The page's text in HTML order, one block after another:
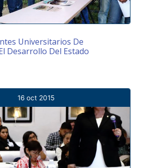
Universitarios De
Desarrollo Del Estado
16 oct 2015